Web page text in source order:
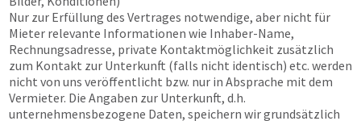
Nur zur Erfüllung des Vertrages notwendige, aber nicht für
Mieter relevante Informationen wie Inhaber-Name,
Rechnungsadresse, private Kontaktmöglichkeit zusätzlich
zum Kontakt zur Unterkunft (falls nicht identisch) etc. werden
nicht von uns veröffentlicht bzw. nur in Absprache mit dem
Vermieter. Die Angaben zur Unterkunft, d.h.
unternehmensbezogene Daten, speichern wir grundsätzlich